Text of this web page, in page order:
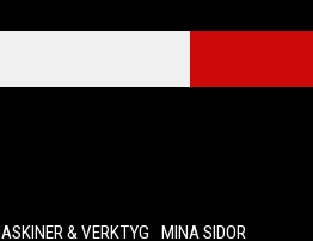
& VERKTYG
MINA SIDOR